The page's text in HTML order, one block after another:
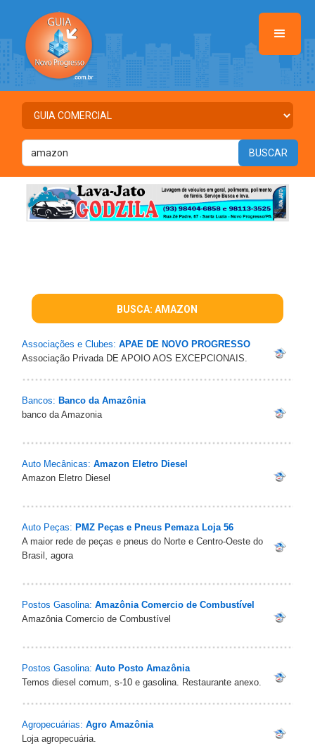
BUSCA: AMAZON
Associações e Clubes: APAE DE NOVO PROGRESSO
Associação Privada DE APOIO AOS EXCEPCIONAIS.
Bancos: Banco da Amazônia
banco da Amazonia
Auto Mecânicas: Amazon Eletro Diesel
Amazon Eletro Diesel
Auto Peças: PMZ Peças e Pneus Pemaza Loja 56
A maior rede de peças e pneus do Norte e Centro-Oeste do
Brasil, agora
Postos Gasolina: Amazônia Comercio de Combustível
Amazônia Comercio de Combustível
Postos Gasolina: Auto Posto Amazônia
Temos diesel comum, s-10 e gasolina. Restaurante anexo.
Agropecuárias: Agro Amazônia
Loja agropecuária.